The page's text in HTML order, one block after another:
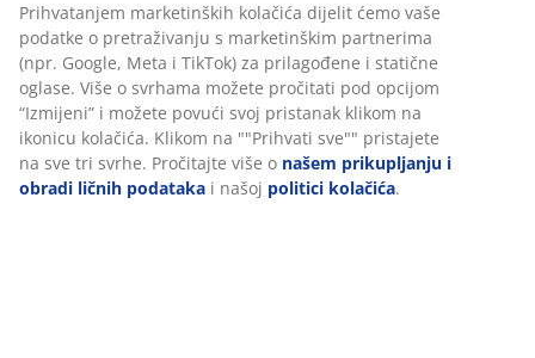
Ovo je bila decenija hipija koji su gajili ljubav prema
prirodi i prigrlili makrame zidni dekor, drvene panele i
sve što je organsko. Šareni i mekani SEGERESTA peškiri
sa 30% recikliranog pamuka savršeno će se uklopiti u
vaše kupatilo u stilu 70-ih.
Prihvatanjem marketinških kolačića dijelit ćemo vaše
podatke o pretraživanju s marketinškim partnerima
(npr. Google, Meta i TikTok) za prilagođene i statične
oglase. Više o svrhama možete pročitati pod opcijom
“Izmijeni” i možete povući svoj pristanak klikom na
ikonicu kolačića. Klikom na ""Prihvati sve"" pristajete
na sve tri svrhe. Pročitajte više o našem prikupljanju i
obradi ličnih podataka i našoj politici kolačića.